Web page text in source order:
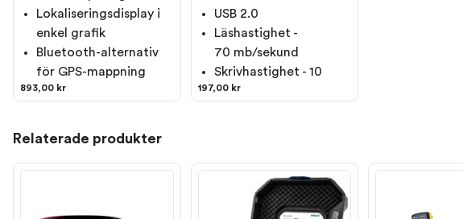
Lokaliseringsdisplay i
enkel grafik
Bluetooth-alternativ
för GPS-mappning
893,00 kr
USB 2.0
Läshastighet -
70 mb/sekund
Skrivhastighet - 10
197,00 kr
Relaterade produkter